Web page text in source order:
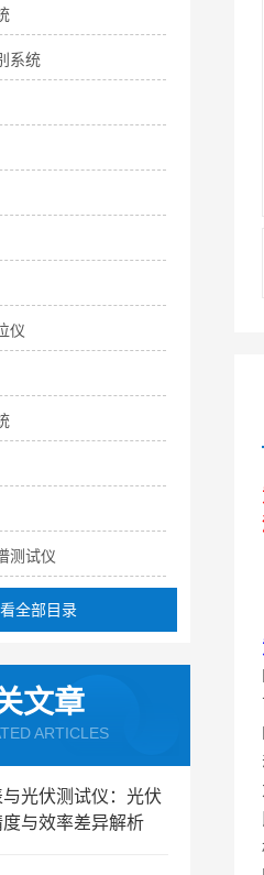
系统
仪
测试仪
全部目录
文章
ARTICLES
光伏测试仪：光伏
与效率差异解析